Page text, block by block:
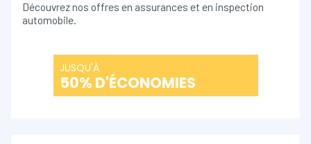
Découvrez nos offres en assurances et en inspection
automobile.
JUSQU'À
50% D'ÉCONOMIES